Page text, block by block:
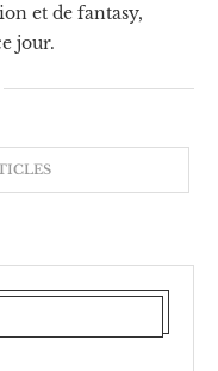
et de fantasy,
jour.